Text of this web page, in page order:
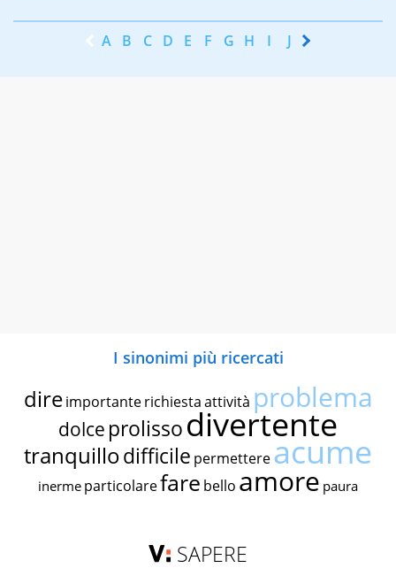
A B C D E F G H I J K
I sinonimi più ricercati
dire importante richiestaattività problema
dolce prolissodivertente
tranquillodifficile permettereacume
inerme particolarefare bello amore paura
SAPERE